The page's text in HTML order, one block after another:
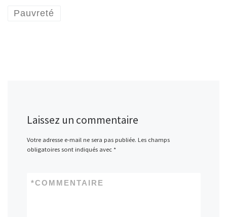
Pauvreté
Laissez un commentaire
Votre adresse e-mail ne sera pas publiée. Les champs
obligatoires sont indiqués avec *
COMMENTAIRE
*